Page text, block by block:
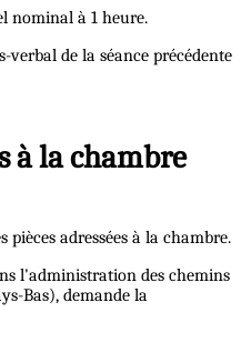
nominal à 1 heure.
verbal de la séance précédente
à la chambre
pièces adressées à la chambre.
l'administration des chemins
Bas), demande la